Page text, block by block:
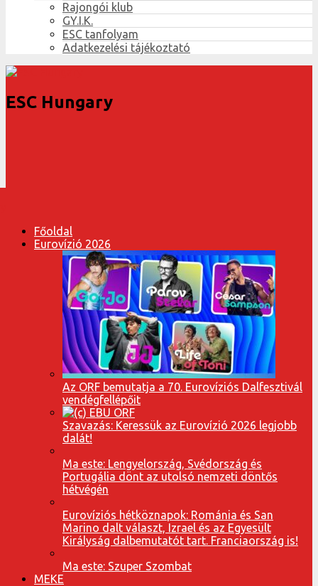
Rajongói klub
GY.I.K.
ESC tanfolyam
Adatkezelési tájékoztató
ESC Hungary
Főoldal
Eurovízió 2026
Az ORF bemutatja a 70. Eurovíziós Dalfesztivál
vendégfellépőit
Szavazás: Keressük az Eurovízió 2026 legjobb
dalát!
Ma este: Lengyelország, Svédország és
Portugália dönt az utolsó nemzeti döntős
hétvégén
Eurovíziós hétköznapok: Románia és San
Marino dalt választ, Izrael és az Egyesült
Királyság dalbemutatót tart. Franciaország is!
Ma este: Szuper Szombat
MEKE